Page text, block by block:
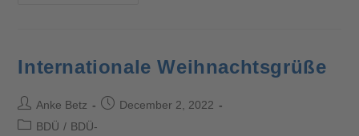
Internationale Weihnachtsgrüße
Anke Betz
December 2, 2022
BDÜ / BDÜ-